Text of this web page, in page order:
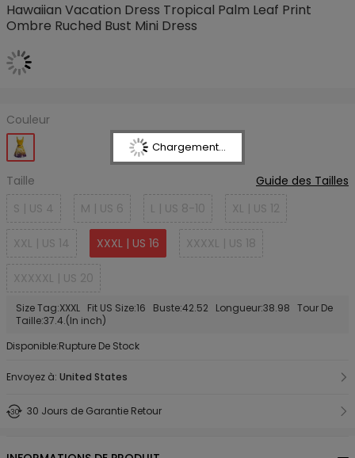
Hawaiian Vacation Dress Tropical Palm Leaf Print
Ombre Ruched Bust Mini Dress
Couleur
Taille
Guide des Tailles
S | US 4
M | US 6 L | US 8-10 XL | US 12
XXL | US 14 XXXL | US 16 XXXXL | US 18
XXXXXL | US 20
Size Tag:XXXL Fit US Size:16 Buste:42.52 Longueur:38.98 Tour De
Taille:37.4.(In inch)
Disponible:Rupture De Stock
Envoyez à: United States
30 Jours de Garantie Retour
Chargement...